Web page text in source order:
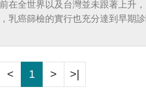
在全世界以及台灣並未跟著上升
乳癌篩檢的實行也充分達到早期
< 1 > >|